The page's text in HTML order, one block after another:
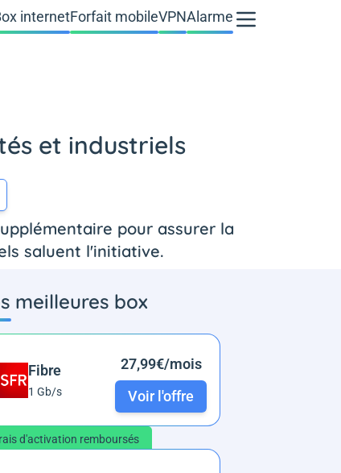
internetForfait mobileVPNAlarme
et industriels
pour assurer la
saluent l'initiative.
meilleures box
Fibre
1 Gb/s
27,99€/mois
Voir l'offre
d'activation remboursés